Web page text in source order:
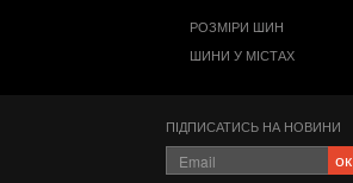
РОЗМІРИ ШИН
ШИНИ У МІСТАХ
ПІДПИСАТИСЬ НА НОВИНИ
ок